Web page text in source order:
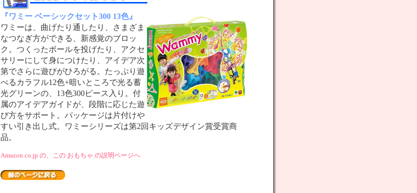
『ワミー ベーシックセット300 13色』
ワミーは、曲げたり通したり、さまざま
なつなぎ方ができる、新感覚のブロッ
ク。つくったボールを投げたり、アクセ
サリーにして身につけたり、アイデア次
第でさらに遊びがひろがる。たっぷり遊
べるカラフル12色+暗いところで光る蓄
光グリーンの、13色300ピース入り。付
属のアイデアガイドが、段階に応じた遊
び方をサポート。パッケージは片付けや
すい引き出し式。ワミーシリーズは第2回キッズデザイン賞受賞商
品。
Amazon.co.jp の、この おもちゃ の説明ページへ